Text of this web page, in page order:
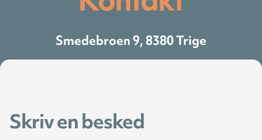
Smedebroen 9, 8380 Trige
Skriv en besked